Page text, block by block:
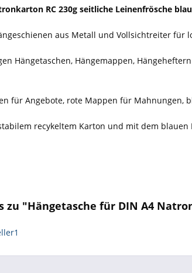
RC 230g seitliche Leinenfrösche blau
aus Metall und Vollsichtreiter für
Hängetaschen, Hängemappen,
für Angebote, rote Mappen für
recykeltem Karton und mit dem blauen
"Hängetasche für DIN A4